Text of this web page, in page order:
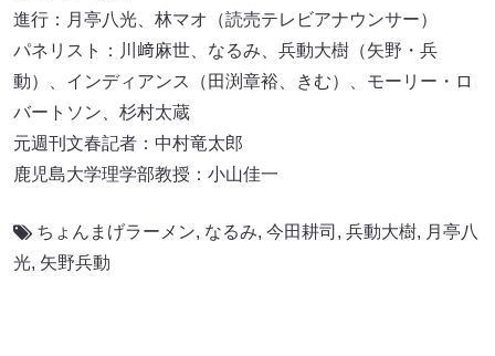
進行：月亭八光、林マオ（読売テレビアナウンサー）
パネリスト：川﨑麻世、なるみ、兵動大樹（矢野・兵
動）、インディアンス（田渕章裕、きむ）、モーリー・ロ
バートソン、杉村太蔵
元週刊文春記者：中村竜太郎
鹿児島大学理学部教授：小山佳一
ちょんまげラーメン, なるみ, 今田耕司 , 兵動大樹, 月亭八
光, ⽮野兵動